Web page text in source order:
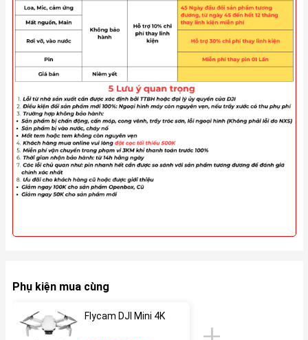
Phụ kiện mua cùng
Flycam DJI Mini 4K